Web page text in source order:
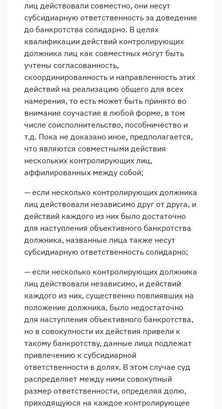
лиц действовали совместно, они несут
субсидиарную ответственность за доведение
до банкротства солидарно. В целях
квалификации действий контролирующих
должника лиц как совместных могут быть
учтены согласованность,
скоординированность и направленность этих
действий на реализацию общего для всех
намерения, то есть может быть принято во
внимание соучастие в любой форме, в том
числе соисполнительство, пособничество и
т.д. Пока не доказано иное, предполагается,
что являются совместными действия
нескольких контролирующих лиц,
аффилированных между собой;
— если несколько контролирующих должника
лиц действовали независимо друг от друга, и
действий каждого из них было достаточно
для наступления объективного банкротства
должника, названные лица также несут
субсидиарную ответственность солидарно;
— если несколько контролирующих должника
лиц действовали независимо, и действий
каждого из них, существенно повлиявших на
положение должника, было недостаточно
для наступления объективного банкротства,
но в совокупности их действия привели к
такому банкротству, данные лица подлежат
привлечению к субсидиарной
ответственности в долях. В этом случае суд
распределяет между ними совокупный
размер ответственности, определяя долю,
приходящуюся на каждое контролирующее